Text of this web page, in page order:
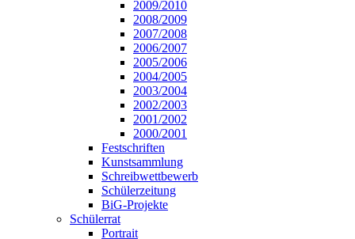
2009/2010
2008/2009
2007/2008
2006/2007
2005/2006
2004/2005
2003/2004
2002/2003
2001/2002
2000/2001
Festschriften
Kunstsammlung
Schreibwettbewerb
Schülerzeitung
BiG-Projekte
Schülerrat
Portrait